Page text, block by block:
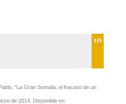
“La Gran Somalia: el fracaso de un
de 2014. Disponible en: